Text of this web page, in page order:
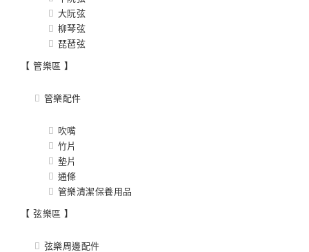
大阮弦
柳琴弦
琵琶弦
【 管樂區 】
管樂配件
吹嘴
竹片
墊片
通條
管樂清潔保養用品
【 弦樂區 】
弦樂周邊配件